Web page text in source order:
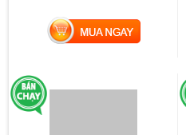
MUA NGAY